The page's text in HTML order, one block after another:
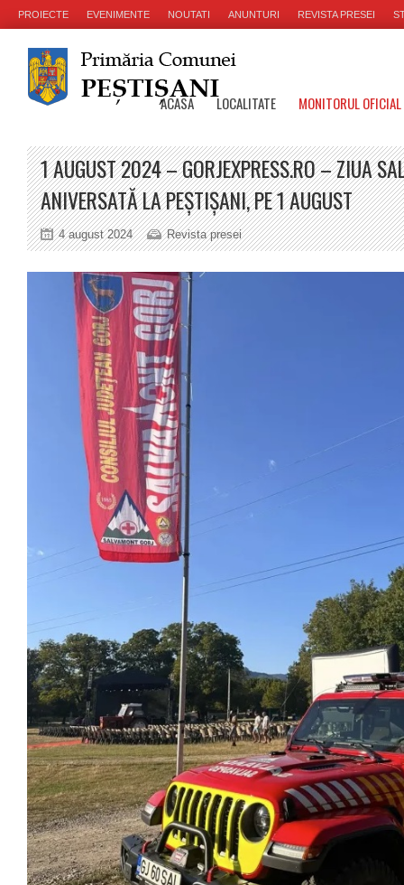
PROIECTE EVENIMENTE NOUTATI ANUNTURI REVISTA PRESEI
ACASA LOCALITATE MONITORUL
1 AUGUST 2024 – GORJEXPRESS.RO – ZIUA
ANIVERSATĂ LA PEȘTIȘANI, PE 1 AUGUST
4 august 2024 Revista presei